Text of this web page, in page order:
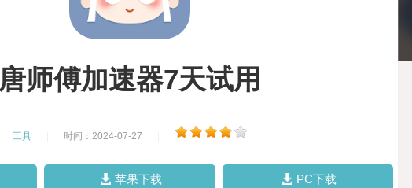
唐师傅加速器7天试用
工具 时间：2024-07-27
苹果下载 PC下载